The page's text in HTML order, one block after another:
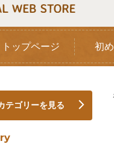
トップページ 初
テゴリーを見る